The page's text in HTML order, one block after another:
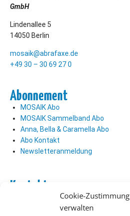
Cookie-Zustimmung
verwalten
GmbH
Lindenallee 5
14050 Berlin
mosaik@abrafaxe.de
+49 30 – 30 69 27 0
Abonnement
MOSAIK Abo
MOSAIK Sammelband Abo
Anna, Bella & Caramella Abo
Abo Kontakt
Newsletteranmeldung
Kontakt
Verlag Kontakt